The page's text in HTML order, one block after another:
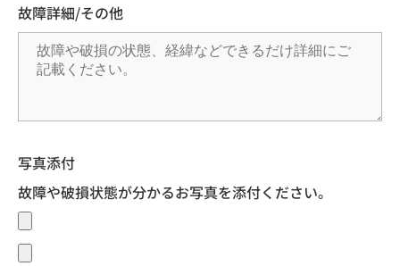
故障詳細/その他
写真添付
故障や破損状態が分かるお写真を添付ください。